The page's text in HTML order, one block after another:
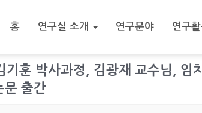
홈 연구실 소개 연구분야 연구
훈 박사과정, 김광재 교수님, 임
문 출간